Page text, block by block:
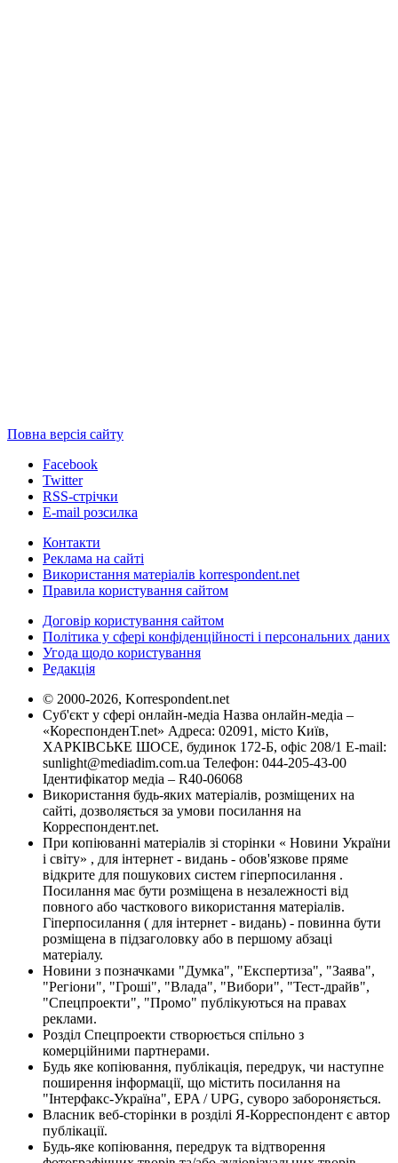
Повна версія сайту
Facebook
Twitter
RSS-стрічки
E-mail розсилка
Контакти
Реклама на сайті
Використання матеріалів korrespondent.net
Правила користування сайтом
Договір користування сайтом
Політика у сфері конфіденційності і персональних даних
Угода щодо користування
Редакція
© 2000-2026, Korrespondent.net
Суб'єкт у сфері онлайн-медіа Назва онлайн-медіа –
«КореспонденТ.net» Адреса: 02091, місто Київ,
ХАРКІВСЬКЕ ШОСЕ, будинок 172-Б, офіс 208/1 E-mail:
sunlight@mediadim.com.ua Телефон: 044-205-43-00
Ідентифікатор медіа – R40-06068
Використання будь-яких матеріалів, розміщених на
сайті, дозволяється за умови посилання на
Корреспондент.net.
При копіюванні матеріалів зі сторінки « Новини України
і світу» , для інтернет - видань - обов'язкове пряме
відкрите для пошукових систем гіперпосилання .
Посилання має бути розміщена в незалежності від
повного або часткового використання матеріалів.
Гіперпосилання ( для інтернет - видань) - повинна бути
розміщена в підзаголовку або в першому абзаці
матеріалу.
Новини з позначками "Думка", "Експертиза", "Заява",
"Регіони", "Гроші", "Влада", "Вибори", "Тест-драйв",
"Спецпроекти", "Промо" публікуються на правах
реклами.
Розділ Спецпроекти створюється спільно з
комерційними партнерами.
Будь яке копіювання, публікація, передрук, чи наступне
поширення інформації, що містить посилання на
"Інтерфакс-Україна", EPA / UPG, суворо забороняється.
Власник веб-сторінки в розділі Я-Корреспондент є автор
публікації.
Будь-яке копіювання, передрук та відтворення